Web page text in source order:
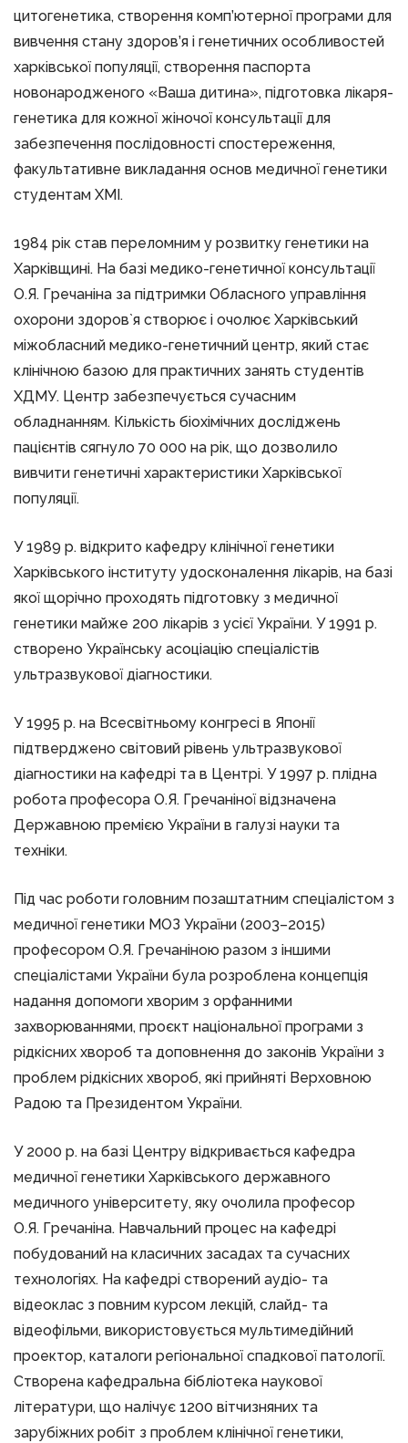
цитогенетика, створення комп’ютерної програми для
вивчення стану здоров’я і генетичних особливостей
харківської популяції, створення паспорта
новонародженого «Ваша дитина», підготовка лікаря-
генетика для кожної жіночої консультації для
забезпечення послідовності спостереження,
факультативне викладання основ медичної генетики
студентам ХМІ.
1984 рік став переломним у розвитку генетики на
Харківщині. На базі медико-генетичної консультації
О.Я. Гречаніна за підтримки Обласного управління
охорони здоров`я створює і очолює Харківський
міжобласний медико-генетичний центр, який стає
клінічною базою для практичних занять студентів
ХДМУ. Центр забезпечується сучасним
обладнанням. Кількість біохімічних досліджень
пацієнтів сягнуло 70 000 на рік, що дозволило
вивчити генетичні характеристики Харківської
популяції.
У 1989 р. відкрито кафедру клінічної генетики
Харківського інституту удосконалення лікарів, на базі
якої щорічно проходять підготовку з медичної
генетики майже 200 лікарів з усієї України. У 1991 р.
створено Українську асоціацію спеціалістів
ультразвукової діагностики.
У 1995 р. на Всесвітньому конгресі в Японії
підтверджено світовий рівень ультразвукової
діагностики на кафедрі та в Центрі. У 1997 р. плідна
робота професора О.Я. Гречаніної відзначена
Державною премією України в галузі науки та
техніки.
Під час роботи головним позаштатним спеціалістом з
медичної генетики МОЗ України (2003–2015)
професором О.Я. Гречаніною разом з іншими
спеціалістами України була розроблена концепція
надання допомоги хворим з орфанними
захворюваннями, проєкт національної програми з
рідкісних хвороб та доповнення до законів України з
проблем рідкісних хвороб, які прийняті Верховною
Радою та Президентом України.
У 2000 р. на базі Центру відкривається кафедра
медичної генетики Харківського державного
медичного університету, яку очолила професор
О.Я. Гречаніна. Навчальний процес на кафедрі
побудований на класичних засадах та сучасних
технологіях. На кафедрі створений аудіо- та
відеоклас з повним курсом лекцій, слайд- та
відеофільми, використовується мультимедійний
проектор, каталоги регіональної спадкової патології.
Створена кафедральна бібліотека наукової
літератури, що налічує 1200 вітчизняних та
зарубіжних робіт з проблем клінічної генетики,